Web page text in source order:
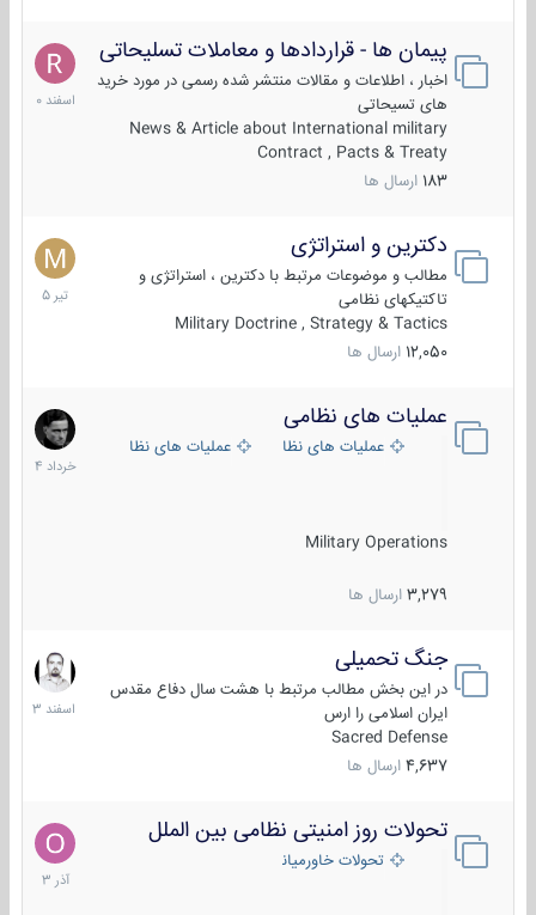
پیمان ها - قراردادها و معاملات تسلیحاتی
اخبار ، اطلاعات و مقالات منتشر شده رسمی در مورد خرید
های تسیحاتی
News & Article about International military
Contract , Pacts & Treaty
183 ارسال ها
7
اسفند
1400
دکترین و استراتژی
مطالب و موضوعات مرتبط با دکترین ، استراتژی و
تاکتیکهای نظامی
Military Doctrine , Strategy & Tactics
12,050 ارسال ها
27
تیر
1405
عملیات های نظامی
عملیات های نظامی ایرانعملیات های نظامی خارجی
Military Operations
3,279 ارسال ها
5
خرداد
1404
جنگ تحمیلی
در این بخش مطالب مرتبط با هشت سال دفاع مقدس
ایران اسلامی را ارس
Sacred Defense
4,637 ارسال ها
20
اسفند
1403
تحولات روز امنیتی نظامی بین الملل
تحولات خاورمیانه
21
آذر
1403